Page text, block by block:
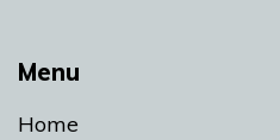
Menu
Home